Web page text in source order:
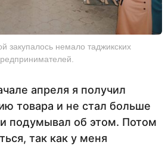
закупалось немало таджикских
апреля я получил
товара и не стал больше
и подумывал об этом. Потом
так как у меня